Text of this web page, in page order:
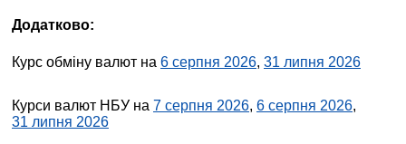
Додатково:
Курс обміну валют на 6 серпня 2026, 31 липня 2026
Курси валют НБУ на 7 серпня 2026, 6 серпня 2026,
31 липня 2026